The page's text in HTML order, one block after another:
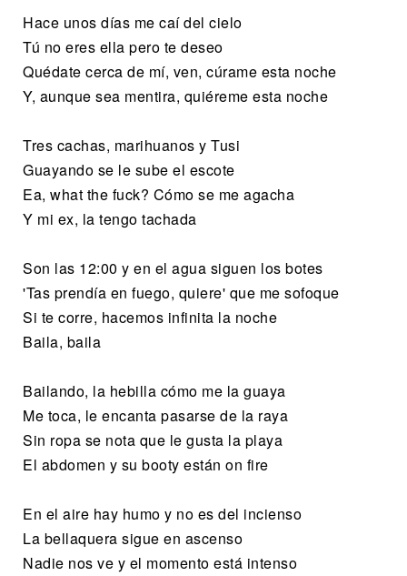
Hace unos días me caí del cielo
Tú no eres ella pero te deseo
Quédate cerca de mí, ven, cúrame esta noche
Y, aunque sea mentira, quiéreme esta noche
Tres cachas, marihuanos y Tusi
Guayando se le sube el escote
Ea, what the fuck? Cómo se me agacha
Y mi ex, la tengo tachada
Son las 12:00 y en el agua siguen los botes
'Tas prendía en fuego, quiere' que me sofoque
Si te corre, hacemos infinita la noche
Baila, baila
Bailando, la hebilla cómo me la guaya
Me toca, le encanta pasarse de la raya
Sin ropa se nota que le gusta la playa
El abdomen y su booty están on fire
En el aire hay humo y no es del incienso
La bellaquera sigue en ascenso
Nadie nos ve y el momento está intenso